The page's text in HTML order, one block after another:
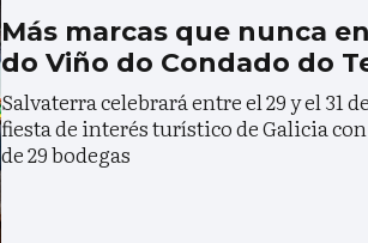
Más marcas que nunca
do Viño do Condado do
Salvaterra celebrará entre el 29 y el 31
fiesta de interés turístico de Galicia
de 29 bodegas